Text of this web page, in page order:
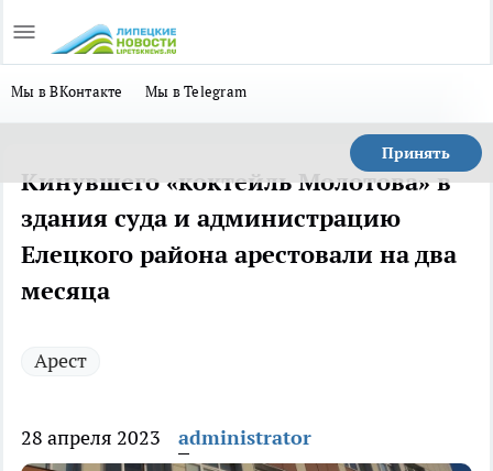
Мы в ВКонтакте Мы в Telegram
Принять
Кинувшего «коктейль Молотова» в
здания суда и администрацию
Елецкого района арестовали на два
месяца
Арест
28 апреля 2023 administrator